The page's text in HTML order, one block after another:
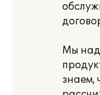
Мы
знаем,